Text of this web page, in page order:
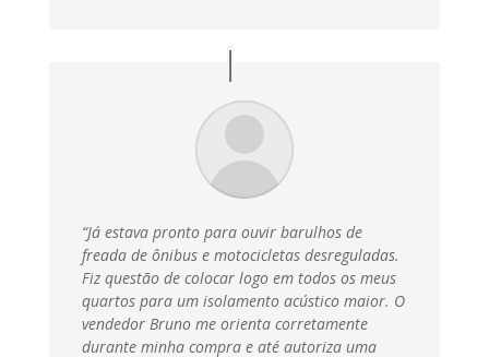
“Já estava pronto para ouvir barulhos de
freada de ônibus e motocicletas desreguladas.
Fiz questão de colocar logo em todos os meus
quartos para um isolamento acústico maior. O
vendedor Bruno me orienta corretamente
durante minha compra e até autoriza uma